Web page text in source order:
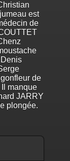
est
de
de
manque
JARRY
plongée.